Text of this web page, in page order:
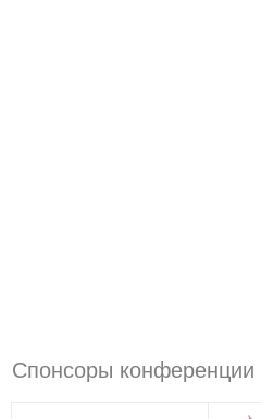
Спонсоры конференции